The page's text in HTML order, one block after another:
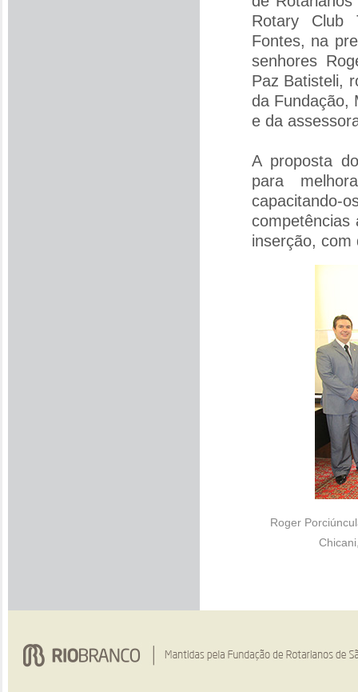
Rotary Club
Fontes, na
senhores
Paz Batisteli,
da Fundação,
e da
A proposta
para
competências
inserção, com
Roger